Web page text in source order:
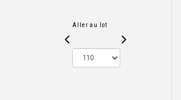
Aller au lot